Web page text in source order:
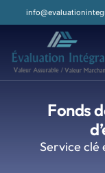
principal
Fonds
Service clé